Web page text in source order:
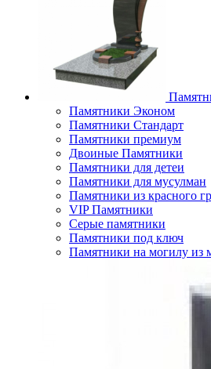
Памятники Эконом
Памятники Стандарт
Памятники премиум
Двоиные Памятники
Памятники для детеи
Памятники для мусулман
Памятники из красного
VIP Памятники
Серые памятники
Памятники под ключ
Памятники на могилу из